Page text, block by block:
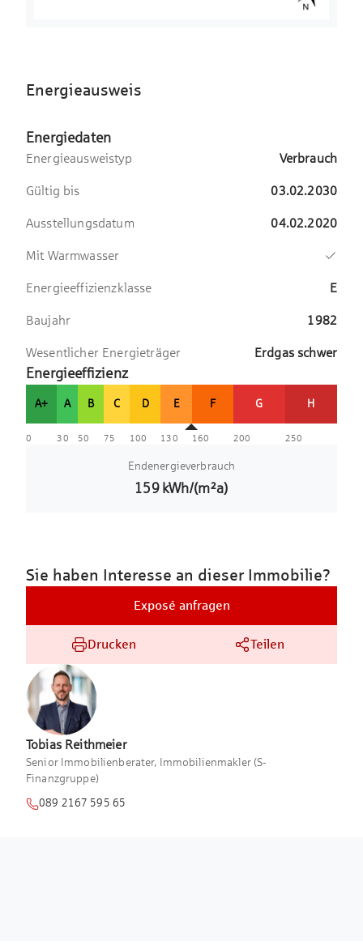
Energieausweis
Energiedaten
Energieausweistyp Verbrauch
Gültig bis 03.02.2030
Ausstellungsdatum 04.02.2020
Mit Warmwasser
Energieeffizienzklasse E
Baujahr 1982
Wesentlicher Energieträger Erdgas schwer
Energieeffizienz
A+ A B C D E F G H
0 30 50 75 100 130 160 200 250
Endenergieverbrauch
159 kWh/(m²a)
Sie haben Interesse an dieser Immobilie?
Exposé anfragen
Drucken Teilen
Tobias Reithmeier
Senior Immobilienberater, Immobilienmakler (S-
Finanzgruppe)
089 2167 595 65